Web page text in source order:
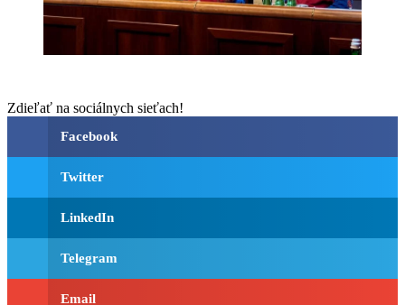
Zdieľať na sociálnych sieťach!
Facebook
Twitter
LinkedIn
Telegram
Email